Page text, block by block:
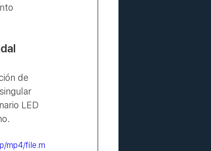
de
LED
mp4/file.m